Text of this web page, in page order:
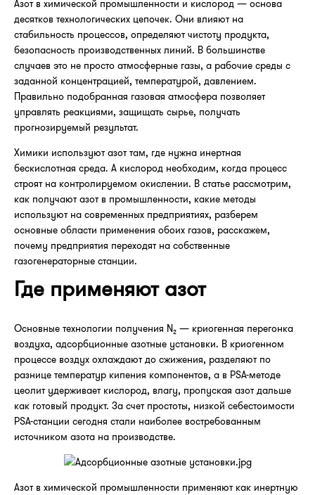
Азот в химической промышленности и кислород — основа
десятков технологических цепочек. Они влияют на
стабильность процессов, определяют чистоту продукта,
безопасность производственных линий. В большинстве
случаев это не просто атмосферные газы, а рабочие среды с
заданной концентрацией, температурой, давлением.
Правильно подобранная газовая атмосфера позволяет
управлять реакциями, защищать сырье, получать
прогнозируемый результат.
Химики используют азот там, где нужна инертная
бескислотная среда. А кислород необходим, когда процесс
строят на контролируемом окислении. В статье рассмотрим,
как получают азот в промышленности, какие методы
используют на современных предприятиях, разберем
основные области применения обоих газов, расскажем,
почему предприятия переходят на собственные
газогенераторные станции.
Где применяют азот
Основные технологии получения N₂ — криогенная перегонка
воздуха, адсорбционные азотные установки. В криогенном
процессе воздух охлаждают до сжижения, разделяют по
разнице температур кипения компонентов, а в PSA-методе
цеолит удерживает кислород, влагу, пропуская азот дальше
как готовый продукт. За счет простоты, низкой себестоимости
PSA-станции сегодня стали наиболее востребованным
источником азота на производстве.
Азот в химической промышленности применяют как инертную